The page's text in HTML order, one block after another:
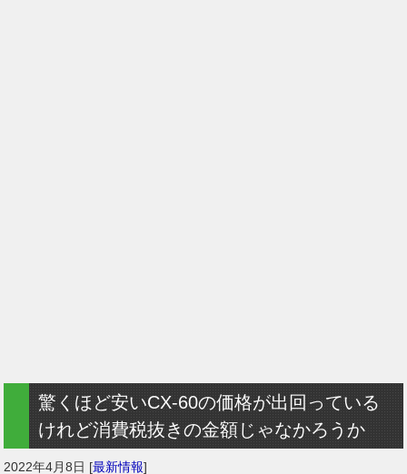
驚くほど安いCX-60の価格が出回っている
けれど消費税抜きの金額じゃなかろうか
2022年4月8日 [最新情報]